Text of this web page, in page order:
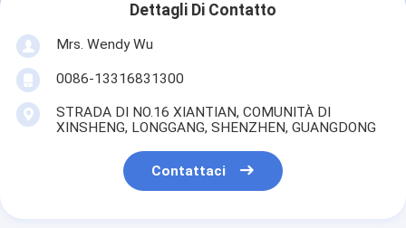
Dettagli Di Contatto
Mrs. Wendy Wu
0086-13316831300
STRADA DI NO.16 XIANTIAN, COMUNITÀ DI
XINSHENG, LONGGANG, SHENZHEN, GUANGDONG
Contattaci